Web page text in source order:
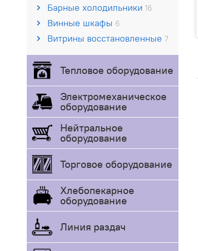
Барные холодильники 16
Винные шкафы 6
Витрины восстановленные 7
Тепловое оборудование
Электромеханическое
оборудование
Нейтральное
оборудование
Торговое оборудование
Хлебопекарное
оборудование
Линия раздач